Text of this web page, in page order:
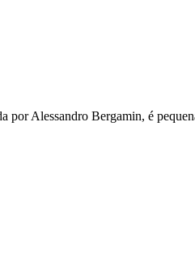
por Alessandro Bergamin, é